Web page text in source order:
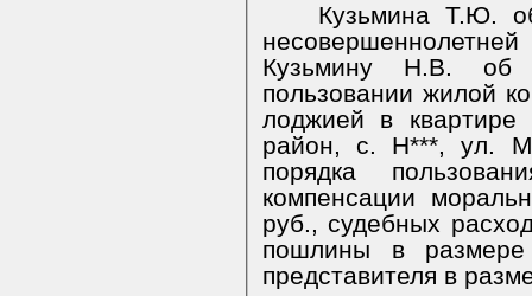
Кузьмина Т.Ю.
Кузьмину Н.В. об
пользовании жилой
лоджией в
район, с. Н***, ул.
порядка
компенсации
руб., судебных
пошлины в
представителя в